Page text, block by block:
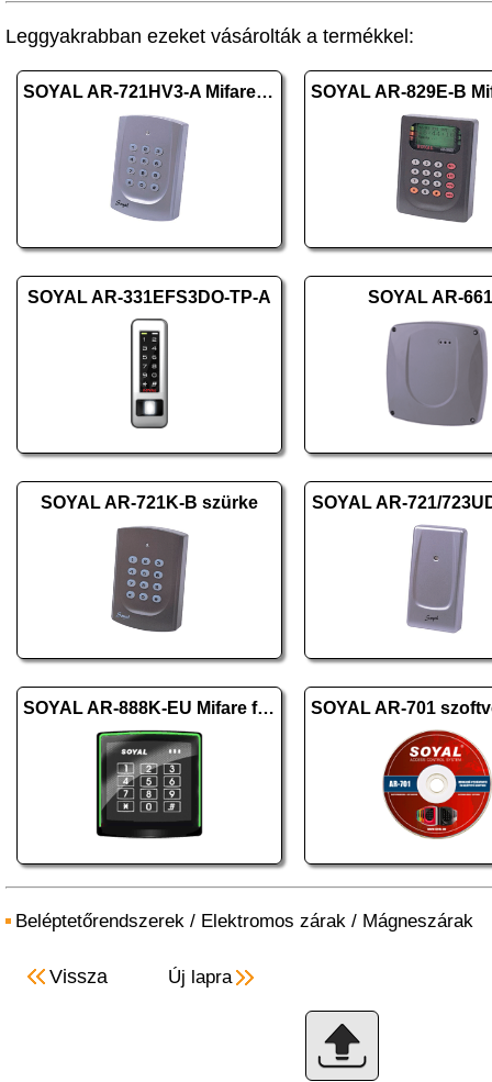
Leggyakrabban ezeket vásárolták a termékkel:
SOYAL AR-721HV3-A Mifare ezüst
SOYAL AR-331EFS3DO-TP-A SOYAL AR-
SOYAL AR-721K-B szürke SOYAL AR-721/
SOYAL AR-888K-EU Mifare fekete
Beléptetőrendszerek / Elektromos zárak / Mágneszárak
Vissza Új lapra